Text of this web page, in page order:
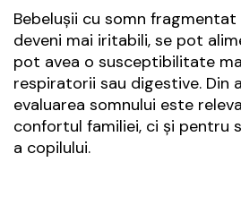
Bebelușii cu somn
deveni mai iritabili, se pot
pot avea o susceptibilitate
respiratorii sau digestive. Din
evaluarea somnului este
confortul familiei, ci și pentru
a copilului.